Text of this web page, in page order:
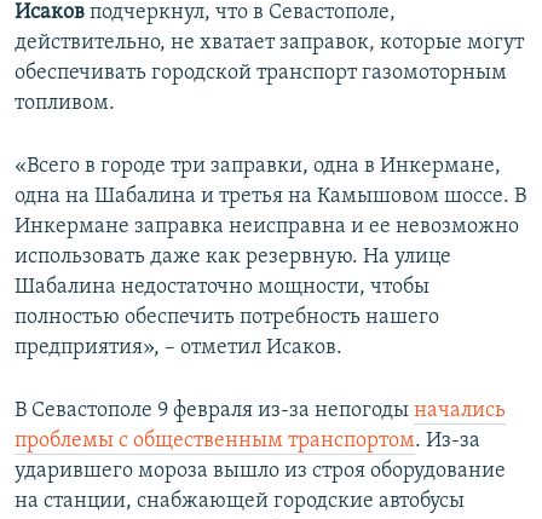
Исаков подчеркнул, что в Севастополе,
действительно, не хватает заправок, которые могут
обеспечивать городской транспорт газомоторным
топливом.
«Всего в городе три заправки, одна в Инкермане,
одна на Шабалина и третья на Камышовом шоссе. В
Инкермане заправка неисправна и ее невозможно
использовать даже как резервную. На улице
Шабалина недостаточно мощности, чтобы
полностью обеспечить потребность нашего
предприятия», – отметил Исаков.
В Севастополе 9 февраля из-за непогоды начались
проблемы с общественным транспортом. Из-за
ударившего мороза вышло из строя оборудование
на станции, снабжающей городские автобусы